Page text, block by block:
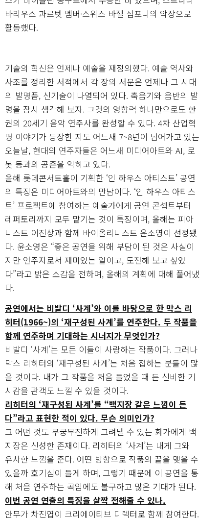
바리우스 콰르텟 멤버·스위스 바젤 심포니의 악장으로
활동했다.
기술의 혁신은 언제나 예술을 재정의했다. 예술 역사와
사조를 정리한 서적에서 각 장의 서문은 언제나 그 시대
의 발명품, 신기술이 나열되어 있다. 축음기와 음반의 발
명을 잠시 생각해 보자. 그것의 영향력 하나만으로도 한
권의 20세기 음악 연주사를 완성할 수 있다. 4차 산업혁
명 이야기가 등장한 지도 어느새 7~8년이 넘어가고 있는
오늘날, 현대의 연주자들은 어느새 미디어아트와 AI, 로
봇 등과의 공존을 익히고 있다.
올해 롯데콘서트홀이 기획한 ‘인 하우스 아티스트’ 공연
의 특징은 미디어아트와의 만남이다. ‘인 하우스 아티스
트’ 프로젝트에 참여하는 예술가에게 공연 콘셉트부터
레퍼토리까지 모두 맡기는 것이 특징이며, 올해는 피아
니스트 이진상과 함께 바이올리니스트 윤소영이 선정됐
다. 윤소영은 “좋은 공연을 위해 부담이 된 것은 사실이
지만 연주자로서 재미있는 일이고, 도전해 보고 싶었
다”라고 밝은 소감을 전하며, 올해의 계획에 대해 풀어냈
다.
공연에서는 비발디 ‘사계’와 이를 바탕으로 한 막스 리
히터(1966~)의 ‘재구성된 사계’를 연주한다. 두 작품을
함께 연주하며 기대하는 시너지가 무엇인가?
비발디 ‘사계’는 모든 이들이 사랑하는 작품이다. 그러나
막스 리히터의 ‘재구성된 사계’는 처음 접하는 분들이 많
을 것이다. 내가 그 작품을 처음 들었을 때 든 신비한 기
시감을 관객도 느낄 수 있을 것이다.
리히터의 ‘재구성된 사계’를 “백지장 같은 느낌이 든
다”라고 표현한 적이 있다. 무슨 의미인가?
그 어떤 것도 무궁무진하게 그려낼 수 있는 화가에게 백
지장은 신성한 존재이다. 리히터의 ‘사계’는 내게 그와
유사한 느낌을 준다. 어떤 방향으로 작품의 끝을 맺을 수
있을까 호기심이 들게 하며, 그렇기 때문에 이 공연을 통
해 처음 연주하는 곡임에도 불구하고 많은 기대가 된다.
이번 공연 연출의 특징을 살짝 전해줄 수 있나.
안무가 차진엽이 크리에이티브 디렉터로 함께 참여한다.